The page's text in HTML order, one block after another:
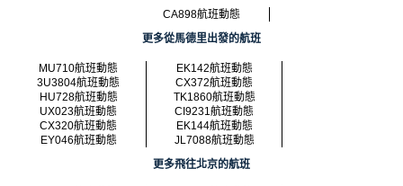
CA898航班動態
更多從馬德里出發的航班
MU710航班動態
EK142航班動態
3U3804航班動態
CX372航班動態
HU728航班動態
TK1860航班動態
UX023航班動態
CI9231航班動態
CX320航班動態
EK144航班動態
EY046航班動態
JL7088航班動態
更多飛往北京的航班